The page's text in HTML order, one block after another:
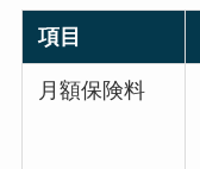
項目
月額保険料